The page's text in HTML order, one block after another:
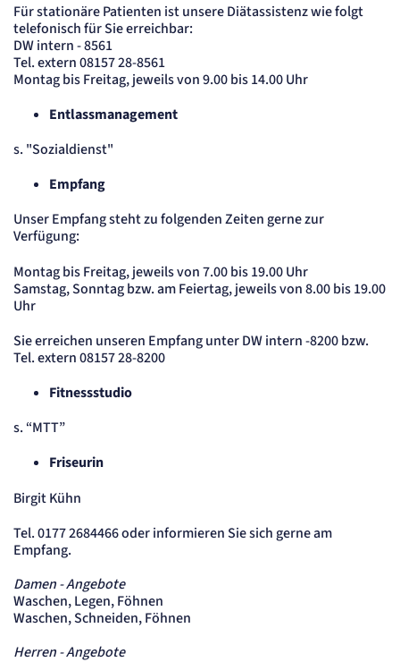
Für stationäre Patienten ist unsere Diätassistenz wie folgt
telefonisch für Sie erreichbar:
DW intern - 8561
Tel. extern 08157 28-8561
Montag bis Freitag, jeweils von 9.00 bis 14.00 Uhr
Entlassmanagement
s. "Sozialdienst"
Empfang
Unser Empfang steht zu folgenden Zeiten gerne zur
Verfügung:
Montag bis Freitag, jeweils von 7.00 bis 19.00 Uhr
Samstag, Sonntag bzw. am Feiertag, jeweils von 8.00 bis 19.00
Uhr
Sie erreichen unseren Empfang unter DW intern -8200 bzw.
Tel. extern 08157 28-8200
Fitnessstudio
s. “MTT”
Friseurin
Birgit Kühn
Tel. 0177 2684466 oder informieren Sie sich gerne am
Empfang.
Damen - Angebote
Waschen, Legen, Föhnen
Waschen, Schneiden, Föhnen
Herren - Angebote
Cookie Laufzeit:
Session
Sitzungs-Cookie
Name:
PHPSESSID
Anbieter:
Artemed SE
Behält die Zustände des Benutzers bei allen Seitenanfragen bei.
Session
Name:
Artemed SE
Zweck:
STATISTIK
anonym. Diese Informationen helfen uns
zu verstehen, wie unsere Besucher unsere
Website nutzen.
etracker Analytics
Name:
Anbieter: